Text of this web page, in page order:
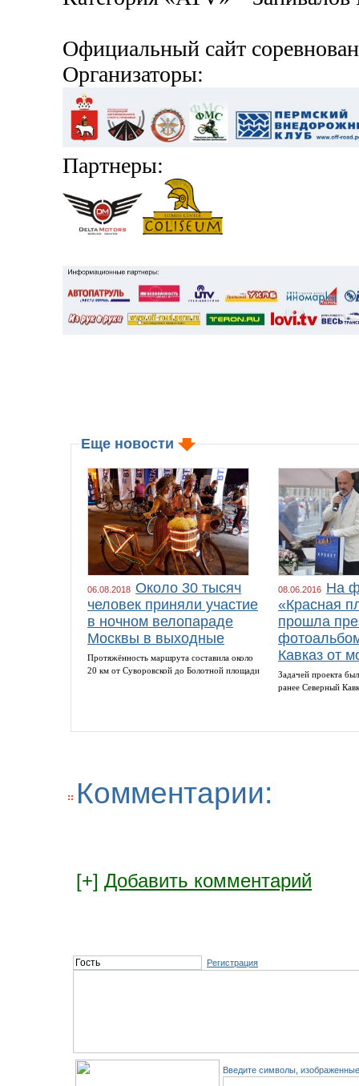
Официальный сайт
Организаторы:
Партнеры:
Еще новости
06.08.2018 Около 30 тысяч
человек приняли участие
в ночном велопараде
Москвы в выходные
Протяжённость маршрута составила около
20 км от Суворовской до Болотной площади
08.06.2016 На
«Красная
прошла
Кавказ от
Задачей проекта
ранее Северный
Комментарии:
[+] Добавить комментарий
Регистрация
Введите символы,